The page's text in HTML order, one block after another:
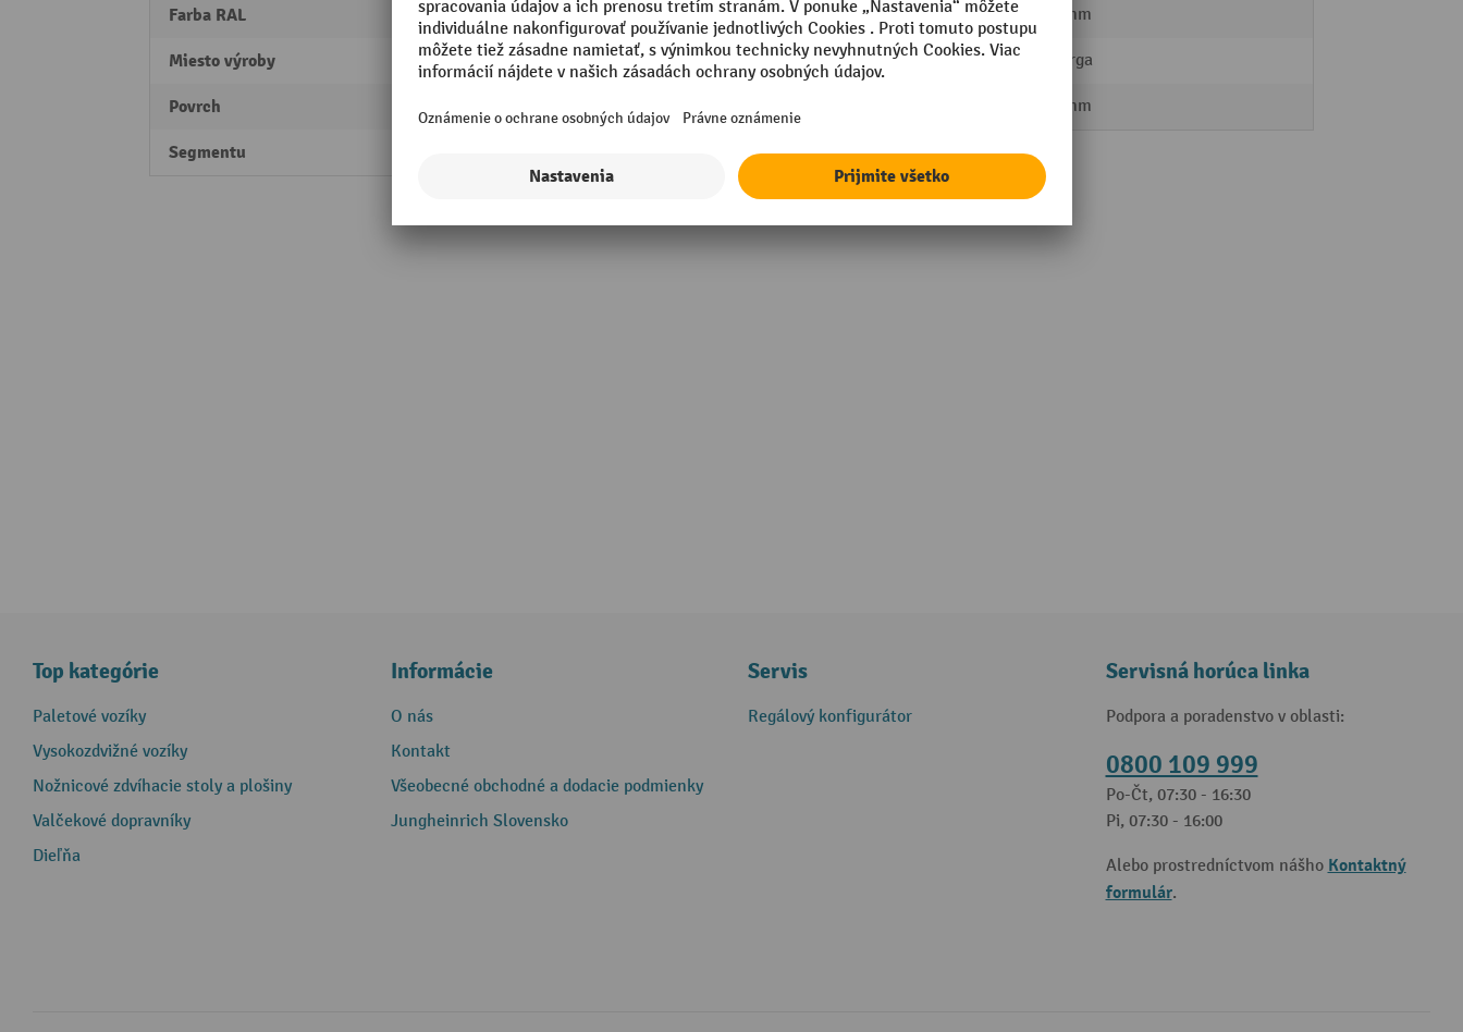
Farba RAL RAL 7035 svetlošedá
Miesto výroby Made in Europe
Povrch práškované
Segmentu
Výška 2000 mm
Značka ManOrga
Šírka 3800 mm
Top kategórie
Paletové vozíky
Vysokozdvižné vozíky
Nožnicové zdvíhacie stoly a plošiny
Valčekové dopravníky
Dieľňa
Informácie
O nás
Kontakt
Všeobecné obchodné a dodacie podmienky
Jungheinrich Slovensko
Servis
Regálový konfigurátor
Servisná horúca linka
Podpora a poradenstvo v oblasti:
0800 109 999
Po-Čt, 07:30 - 16:30
Pi, 07:30 - 16:00
Alebo prostredníctvom nášho Kontaktný
formulár.